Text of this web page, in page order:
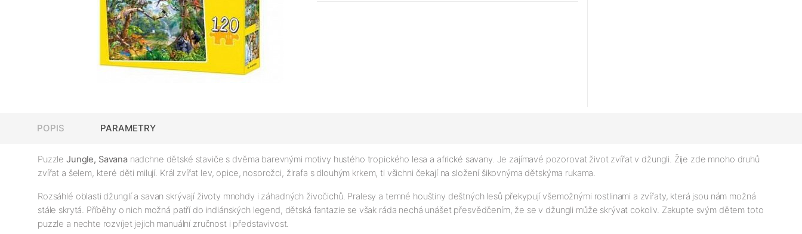
POPIS PARAMETRY
Puzzle Jungle, Savananadchne dětské staviče s dvěma barevnými motivy hustého tropického lesa a africké savany. Je zajímavé pozorovat život zvířat v džungli. Žije zde mnoho druhů
zvířat a šelem, které děti milují. Král zvířat lev, opice, nosorožci, žirafa s dlouhým krkem, ti všichni čekají na složení šikovnýma dětskýma rukama.
Rozsáhlé oblasti džunglí a savan skrývají životy mnohdy i záhadných živočichů. Pralesy a temné houštiny deštných lesů překypují všemožnými rostlinami a zvířaty, která jsou nám možná
stále skrytá. Příběhy o nich možná patří do indiánských legend, dětská fantazie se však ráda nechá unášet přesvědčením, že se v džungli může skrývat cokoliv. Zakupte svým dětem toto
puzzle a nechte rozvíjet jejich manuální zručnost i představivost.